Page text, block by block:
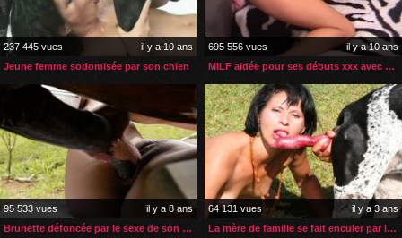
237 445 vues
il y a 10 ans
Jeune femme sodomisée par son chien
695 556 vues
il y a 10 ans
MILF aidée pour ses débuts xxx avec son chien
95 533 vues
il y a 8 ans
Brunette défoncée par le sexe de son étalon
64 131 vues
il y a 3 ans
La mère de famille se fait enculer par le chien de sa bonne